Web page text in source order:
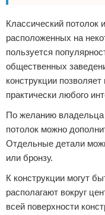
Классический потолок
расположенных на
пользуется
общественных
конструкции
практически любого
По желанию владельца
потолок можно
Отдельные детали
или бронзу.
К конструкции могут
располагают вокруг
всей поверхности